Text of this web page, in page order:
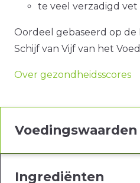
te veel verzadigd vet
Oordeel gebaseerd op de
Schijf van Vijf van het
Over gezondheidsscores
Voedingswaarden
Ingrediënten